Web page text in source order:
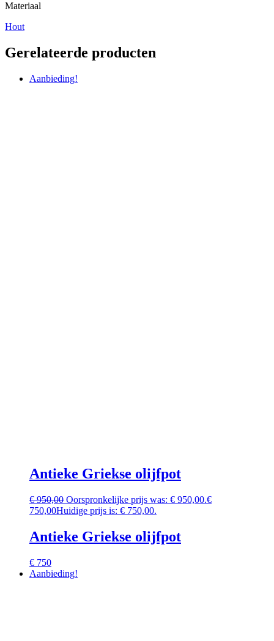
Materiaal
Hout
Gerelateerde producten
Aanbieding!
Antieke Griekse olijfpot
€950,00 Oorspronkelijke prijs was: € 950,00.€
750,00Huidige prijs is: € 750,00.
Antieke Griekse olijfpot
€ 750
Aanbieding!